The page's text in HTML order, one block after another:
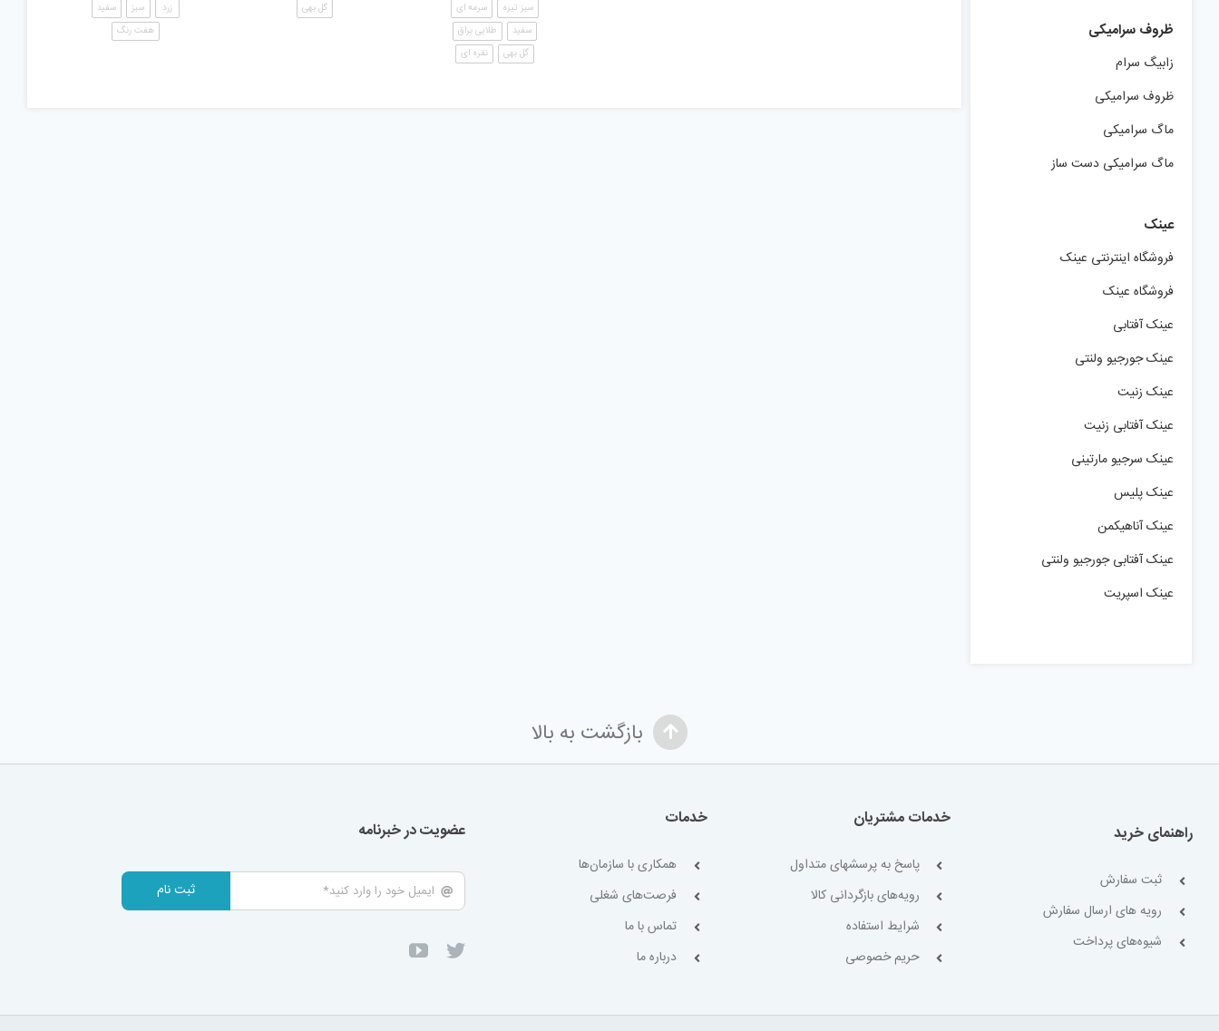
سبز تیره
سرمه ای
سفید
طلایی براق
گل بهی
نقره ای
گل بهی
زرد
سبز
سفید
هفت رنگ
ظروف سرامیکی
زابیگ سرام
ظروف سرامیکی
ماگ سرامیکی
ماگ سرامیکی دست ساز
عینک
فروشگاه اینترنتی عینک
فروشگاه عینک
عینک آفتابی
عینک جورجیو ولنتی
عینک زنیت
عینک آفتابی زنیت
عینک سرجیو مارتینی
عینک پلیس
عینک آناهیکمن
عینک آفتابی جورجیو ولنتی
عینک اسپریت
بازگشت به بالا
راهنمای خرید
ثبت سفارش
رویه های ارسال سفارش
شیوه‌های پرداخت
خدمات مشتریان
پاسخ به پرسشهای متداول
رویه‌های بازگردانی کالا
شرایط استفاده
حریم خصوصی
خدمات
همکاری با سازمان‌ها
فرصت‌های شغلی
تماس با ما
درباره ما
عضویت در خبرنامه
ثبت نام